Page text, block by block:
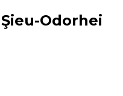
Odorhei